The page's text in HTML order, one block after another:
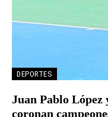
DEPORTES
Juan Pablo
coronan